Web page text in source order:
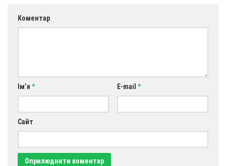
Комісія у справах родини
Квіти Слобожанщини
Харківщина
Сумщина
Оголошення
Коментар
Ім’я * E-mail *
Сайт